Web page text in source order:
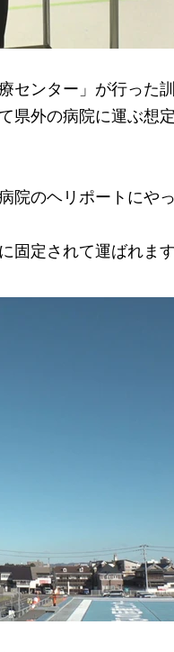
センター」が行った
県外の病院に運ぶ想定
院のヘリポートにや
定されて運ばれます